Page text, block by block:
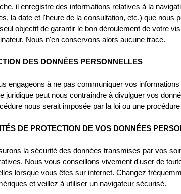
il enregistre des informations relatives à la
la date et l'heure de la consultation, etc.) que
objectif de garantir le bon déroulement de votre
Nous n'en conservons alors aucune trace.
DES DONNÉES PERSONNELLES
engageons à ne pas communiquer vos
juridique peut nous contraindre à divulguer vos
nous serait imposée par la loi ou une
DE PROTECTION DE VOS DONNÉES
la sécurité des données transmises par vos
Nous vous conseillons vivement d'user de
lorsque vous êtes sur internet. Changez
et veillez à utiliser un navigateur sécurisé.